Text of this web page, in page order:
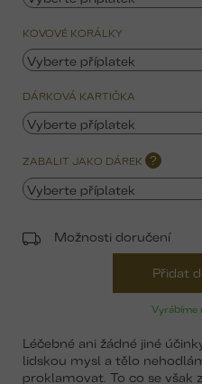
Vyrábíme
KOVOVÉ KORÁLKY
DÁRKOVÁ KARTIČKA
ZABALIT JAKO DÁREK ?
Možnosti doručení
Přidat
Léčebné ani žádné jiné
lidskou mysl a tělo
proklamovat. To co se však